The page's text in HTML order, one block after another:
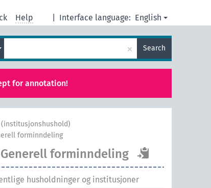
Interface language: English
Help
× Search
for annotation!
forminndeling
Generell forminndeling
husholdninger og institusjoner